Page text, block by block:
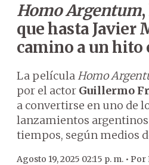
Homo Argentum
que hasta Javier
camino a un hito
La películaHomo
por el actor Guillermo
a convertirse en uno de
lanzamientos argentinos
tiempos, según medios
Agosto 19, 2025 02:15 p. m. • Por